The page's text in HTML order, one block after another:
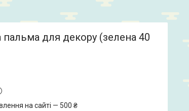
пальма для декору (зелена 40
на сайті — 500 ₴